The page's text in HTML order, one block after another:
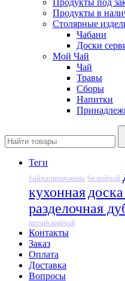
Продукты под
Продукты в
Столярные
Чабани
Доски
Мой Чай
Чай
Травы
Сборы
Напитки
Теги
байхаоиньчжень белыйчай
кухонная
разделочная
китайскийчай
Контакты
Заказ
Оплата
Доставка
Вопросы